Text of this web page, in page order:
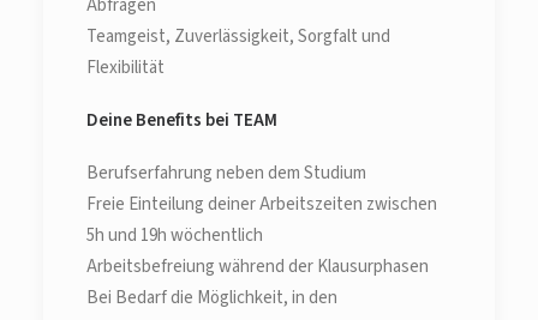
Abfragen
Teamgeist, Zuverlässigkeit, Sorgfalt und
Flexibilität
Deine Benefits bei TEAM
Berufserfahrung neben dem Studium
Freie Einteilung deiner Arbeitszeiten zwischen
5h und 19h wöchentlich
Arbeitsbefreiung während der Klausurphasen
Bei Bedarf die Möglichkeit, in den